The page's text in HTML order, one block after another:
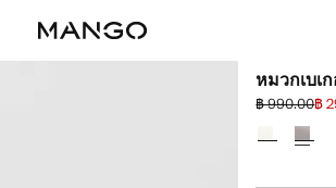
หมวกเบเ
ลดราคาเริ่ม
฿ 990.00
ราคาปัจจุบัน
฿